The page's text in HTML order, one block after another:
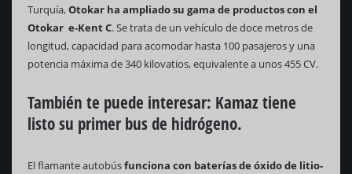
Turquía,Otokar ha ampliado su gama de productos con el
Otokar e-Kent C. Se trata de un vehículo de doce metros de
longitud, capacidad para acomodar hasta 100 pasajeros y una
potencia máxima de 340 kilovatios, equivalente a unos 455 CV.
También te puede interesar: Kamaz tiene
listo su primer bus de hidrógeno.
El flamante autobúsfunciona con baterías de óxido de litio-